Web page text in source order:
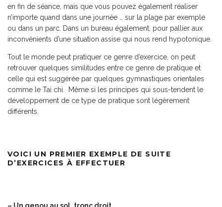
en fin de séance, mais que vous pouvez également réaliser
n’importe quand dans une journée … sur la plage par exemple
ou dans un parc. Dans un bureau également, pour pallier aux
inconvénients d’une situation assise qui nous rend hypotonique.
Tout le monde peut pratiquer ce genre d’exercice, on peut
retrouver quelques similitudes entre ce genre de pratique et
celle qui est suggérée par quelques gymnastiques orientales
comme le Tai chi. Même si les principes qui sous-tendent le
développement de ce type de pratique sont légèrement
différents.
VOICI UN PREMIER EXEMPLE DE SUITE
D’EXERCICES À EFFECTUER